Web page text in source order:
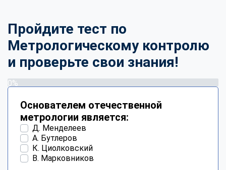
Пройдите тест по
Метрологическому контролю
и проверьте свои знания!
0%
Основателем отечественной
метрологии является:
Д. Менделеев
А. Бутлеров
К. Циолковский
В. Марковников